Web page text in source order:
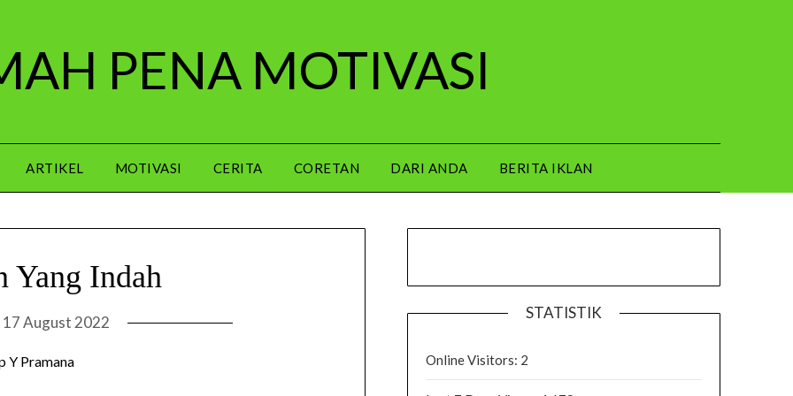
PENA MOTIVASI
ARTIKEL MOTIVASI CERITA CORETAN DARI ANDA BERITA IKLAN
Yang Indah
17 August 2022
Y Pramana
STATISTIK
Online Visitors: 2